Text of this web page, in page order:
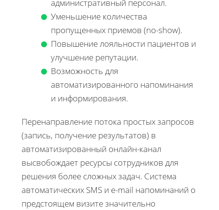
административный персонал.
Уменьшение количества
пропущенных приемов (no-show).
Повышение лояльности пациентов и
улучшение репутации.
Возможность для
автоматизированного напоминания
и информирования.
Перенаправление потока простых запросов
(запись, получение результатов) в
автоматизированный онлайн-канал
высвобождает ресурсы сотрудников для
решения более сложных задач. Система
автоматических SMS и e-mail напоминаний о
предстоящем визите значительно